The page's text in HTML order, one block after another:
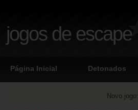
jogos de escape
Página Inicial Detonados
Novo jogo: